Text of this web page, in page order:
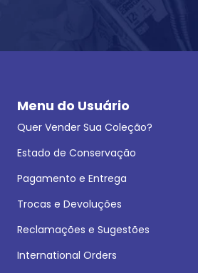
Menu do Usuário
Quer Vender Sua Coleção?
Estado de Conservação
Pagamento e Entrega
Trocas e Devoluções
Reclamações e Sugestões
International Orders